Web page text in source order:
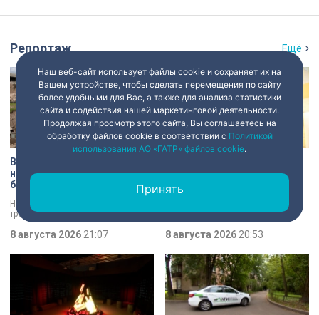
Репортаж Ещё
В Старой Ладоге археологи
нашли крест XI века и
боевой топор – главные
Находки, которые вызывают
трепет даже у специалистов!
Нательный крест возрастом более
тысячи лет и боевой топор – вот
главные трофеи археологической
экспедиции в Старой Ладоге в
8 августа 2026 21:07
ортопедии имени Р.Р.
Вредена – 120 лет: от
императорской лечебницы
возвращают возможность
двигаться без боли. Юбилей
отмечает Институт травматологии
и ортопедии имени Р.Р. Вредена.
8 августа 2026 20:53
Наш веб-сайт использует файлы cookie и сохраняет их на
Вашем устройстве, чтобы сделать перемещения по сайту
более удобными для Вас, а также для анализа статистики
сайта и содействия нашей маркетинговой деятельности.
Продолжая просмотр этого сайта, Вы соглашаетесь на
обработку файлов cookie в соответствии с Политикой
использования АО «ГАТР» файлов cookie.
Принять